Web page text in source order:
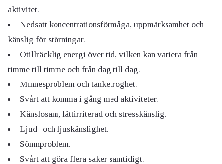
aktivitet.
Nedsatt koncentrationsförmåga, uppmärksamhet och
känslig för störningar.
Otillräcklig energi över tid, vilken kan variera från
timme till timme och från dag till dag.
Minnesproblem och tanketröghet.
Svårt att komma i gång med aktiviteter.
Känslosam, lättirriterad och stresskänslig.
Ljud- och ljuskänslighet.
Sömnproblem.
Svårt att göra flera saker samtidigt.